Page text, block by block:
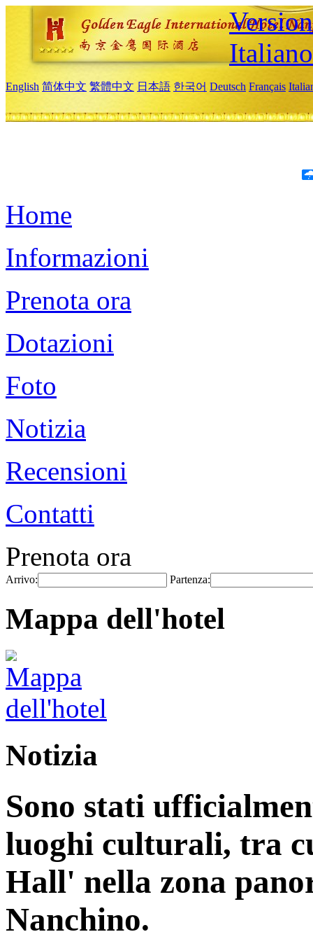
Italiano
English 简体中文 繁體中文 日本語 한국어 Deutsch Français
Home
Informazioni
Prenota ora
Dotazioni
Foto
Notizia
Recensioni
Contatti
Prenota ora
Arrivo: Partenza:
Mappa dell'hotel
Notizia
Sono stati
luoghi culturali, tra
Hall' nella zona
Nanchino.